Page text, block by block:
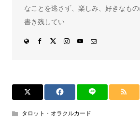
なことを逃さず、楽しみ、好きなもの
書き残してい...
タロット・オラクルカード